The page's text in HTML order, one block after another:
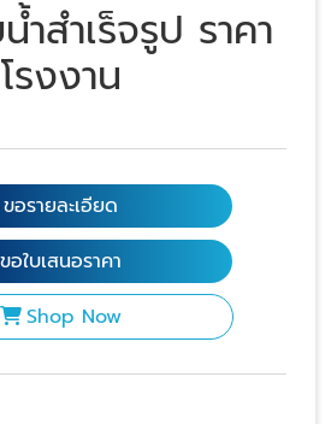
ำสำเร็จรูป ราคา
โรงงาน
ขอรายละเอียด
ขอใบเสนอราคา
Shop Now